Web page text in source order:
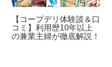
【コープデリ体験談＆口
コミ】利用歴10年以上
の兼業主婦が徹底解説！